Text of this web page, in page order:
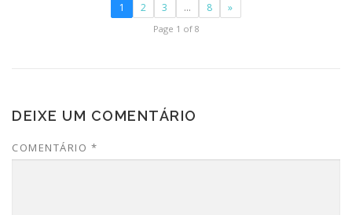
1 2 3 … 8 »
Page 1 of 8
DEIXE UM COMENTÁRIO
COMENTÁRIO *